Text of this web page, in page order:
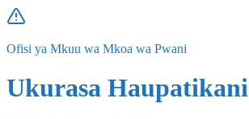
Ofisi ya Mkuu wa Mkoa wa Pwani
Ukurasa Haupatikani